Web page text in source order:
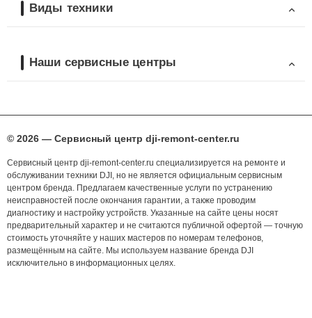
Виды техники
Наши сервисные центры
© 2026 — Сервисный центр dji-remont-center.ru
Сервисный центр dji-remont-center.ru специализируется на ремонте и
обслуживании техники DJI, но не является официальным сервисным
центром бренда. Предлагаем качественные услуги по устранению
неисправностей после окончания гарантии, а также проводим
диагностику и настройку устройств. Указанные на сайте цены носят
предварительный характер и не считаются публичной офертой — точную
стоимость уточняйте у наших мастеров по номерам телефонов,
размещённым на сайте. Мы используем название бренда DJI
исключительно в информационных целях.